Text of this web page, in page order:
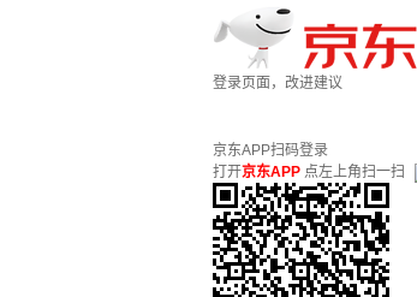
登录页面，改进建议
京东APP扫码登录
打开京东APP 点左上角扫一扫